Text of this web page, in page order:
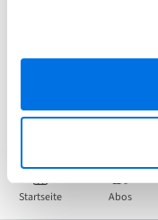
Startseite Abos